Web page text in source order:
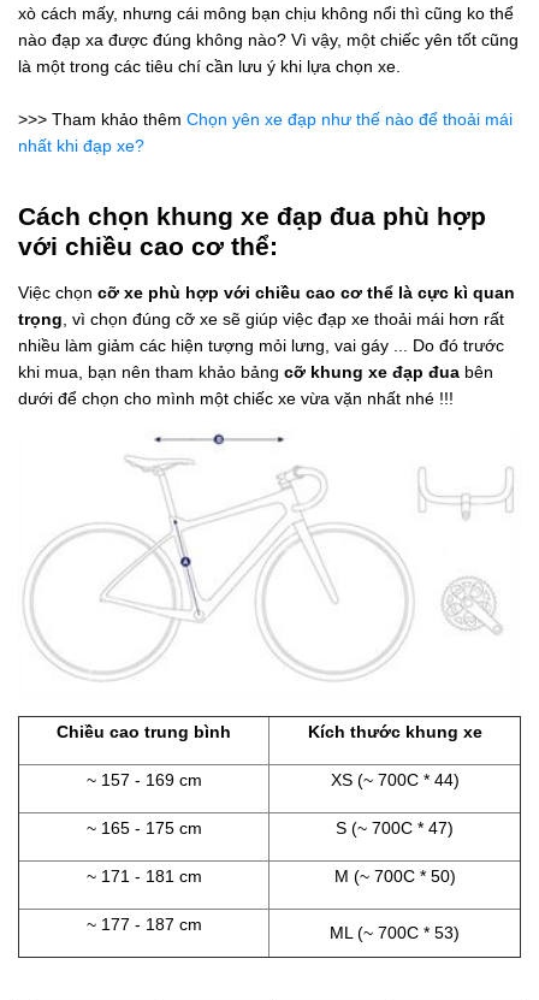
xò cách mấy, nhưng cái mông bạn chịu không nổi thì cũng ko thể
nào đạp xa được đúng không nào? Vì vậy, một chiếc yên tốt cũng
là một trong các tiêu chí cần lưu ý khi lựa chọn xe.
>>> Tham khảo thêm Chọn yên xe đạp như thế nào để thoải mái
nhất khi đạp xe?
Cách chọn khung xe đạp đua phù hợp
với chiều cao cơ thể:
Việc chọn cỡ xe phù hợp với chiều cao cơ thể là cực kì quan
trọng , vì chọn đúng cỡ xe sẽ giúp việc đạp xe thoải mái hơn rất
nhiều làm giảm các hiện tượng mỏi lưng, vai gáy ... Do đó trước
khi mua, bạn nên tham khảo bảng cỡ khung xe đạp đua bên
dưới để chọn cho mình một chiếc xe vừa vặn nhất nhé !!!
Chiều cao trung bình Kích thước khung xe
~ 157 - 169 cm XS (~ 700C * 44)
~ 165 - 175 cm S (~ 700C * 47)
~ 171 - 181 cm M (~ 700C * 50)
~ 177 - 187 cm ML (~ 700C * 53)